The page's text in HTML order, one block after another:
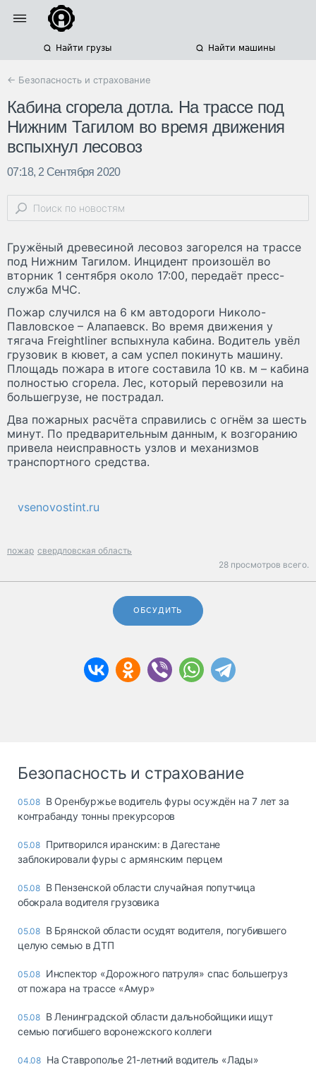
Найти грузы Найти машины
← Безопасность и страхование
Кабина сгорела дотла. На трассе под
Нижним Тагилом во время движения
вспыхнул лесовоз
07:18, 2 Сентября 2020
Гружёный древесиной лесовоз загорелся на трассе
под Нижним Тагилом. Инцидент произошёл во
вторник 1 сентября около 17:00, передаёт пресс-
служба МЧС.
Пожар случился на 6 км автодороги Николо-
Павловское – Алапаевск. Во время движения у
тягача Freightliner вспыхнула кабина. Водитель увёл
грузовик в кювет, а сам успел покинуть машину.
Площадь пожара в итоге составила 10 кв. м – кабина
полностью сгорела. Лес, который перевозили на
большегрузе, не пострадал.
Два пожарных расчёта справились с огнём за шесть
минут. По предварительным данным, к возгоранию
привела неисправность узлов и механизмов
транспортного средства.
vsenovostint.ru
пожар свердловская область
28 просмотров всего.
ОБСУДИТЬ
Безопасность и страхование
05.08 В Оренбуржье водитель фуры осуждён на 7 лет за
контрабанду тонны прекурсоров
05.08 Притворился иранским: в Дагестане
заблокировали фуры с армянским перцем
05.08 В Пензенской области случайная попутчица
обокрала водителя грузовика
05.08 В Брянской области осудят водителя, погубившего
целую семью в ДТП
05.08 Инспектор «Дорожного патруля» спас большегруз
от пожара на трассе «Амур»
05.08 В Ленинградской области дальнобойщики ищут
семью погибшего воронежского коллеги
04.08 На Ставрополье 21-летний водитель «Лады»